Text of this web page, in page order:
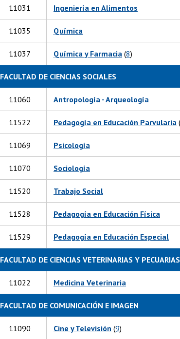
11031 Ingeniería en Alimentos
11035 Química
11037 Química y Farmacia (8)
FACULTAD DE CIENCIAS SOCIALES
11060 Antropología - Arqueología
11522 Pedagogía en Educación Parvularia (
11069 Psicología
11070 Sociología
11520 Trabajo Social
11528 Pedagogía en Educación Física
11529 Pedagogía en Educación Especial
FACULTAD DE CIENCIAS VETERINARIAS Y PECUARIAS
11022 Medicina Veterinaria
FACULTAD DE COMUNICACIÓN E IMAGEN
11090 Cine y Televisión (9)